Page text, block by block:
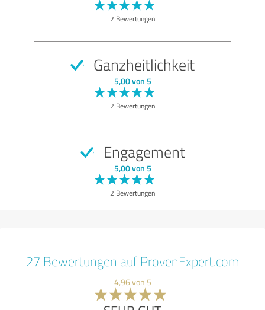
2 Bewertungen
Ganzheitlichkeit
5,00 von 5
2 Bewertungen
Engagement
5,00 von 5
2 Bewertungen
27 Bewertungen auf ProvenExpert.com
4,96 von 5